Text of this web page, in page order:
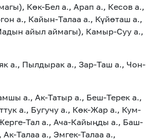
Көк-Бел а., Арап а., Кесов а.,
а., Кайын-Талаа а., Күйөташ а.,
айыл аймагы), Камыр-Суу а.,
а., Пылдырак а., Зар-Таш а., Чон-
а., Ак-Татыр а., Беш-Терек а.,
а., Бугучу а., Көк-Жар а., Кум-
Тал а., Ача-Кайыңды а., Баш-
Талаа а., Эмгек-Талаа а.,